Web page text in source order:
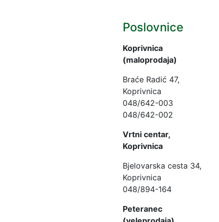
Poslovnice
Koprivnica
(maloprodaja)
Braće Radić 47,
Koprivnica
048/642-003
048/642-002
Vrtni centar,
Koprivnica
Bjelovarska cesta 34,
Koprivnica
048/894-164
Peteranec